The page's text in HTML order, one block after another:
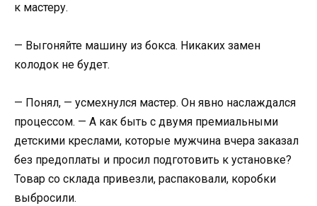
к мастеру.
— Выгоняйте машину из бокса. Никаких замен
колодок не будет.
— Понял, — усмехнулся мастер. Он явно наслаждался
процессом. — А как быть с двумя премиальными
детскими креслами, которые мужчина вчера заказал
без предоплаты и просил подготовить к установке?
Товар со склада привезли, распаковали, коробки
выбросили.